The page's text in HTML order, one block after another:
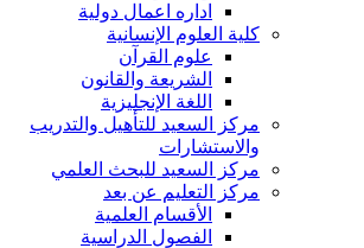
اداره اعمال دولية
كلية العلوم الإنسانية
علوم القرآن
الشريعة والقانون
اللغة الإنجليزية
مركز السعيد للتأهيل والتدريب
والاستشارات
مركز السعيد للبحث العلمي
مركز التعليم عن بعد
الأقسام العلمية
الفصول الدراسية